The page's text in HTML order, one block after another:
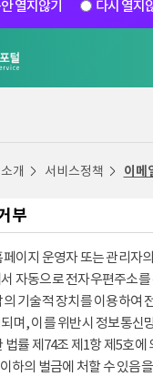
열지않기 다시 열지
개 서비스정책 이메
부
이지 운영자 또는 관리자
자동으로 전자우편주소
기술적 장치를 이용하여
며, 이를 위반시 정보통신
법률 제74조 제1항 제5호에
하의 벌금에 처할 수 있음